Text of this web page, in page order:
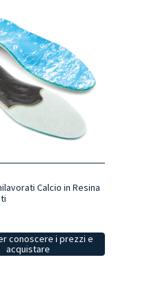
Calcio in Resina
conoscere i prezzi e
acquistare